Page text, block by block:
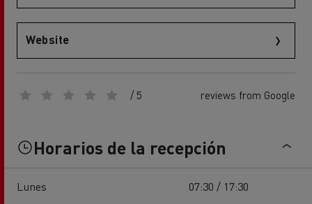
Website
/ 5 reviews from Google
Horarios de la recepción
Lunes
07:30 / 17:30